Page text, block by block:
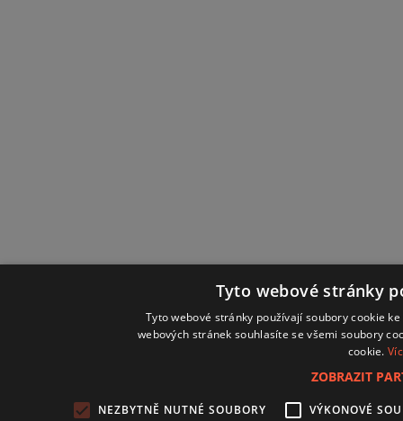
Tyto webové stránky
Tyto webové stránky používají soubory cookie
webových stránek souhlasíte se všemi soubory
cookie.
ZOBRAZIT
NEZBYTNĚ NUTNÉ SOUBORY VÝKONOVÉ